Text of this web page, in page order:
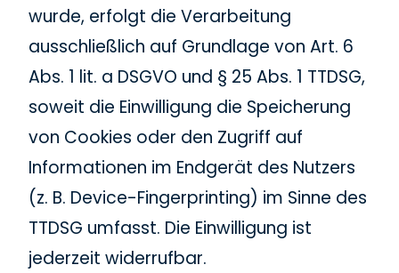
wurde, erfolgt die Verarbeitung
ausschließlich auf Grundlage von Art. 6
Abs. 1 lit. a DSGVO und § 25 Abs. 1 TTDSG,
soweit die Einwilligung die Speicherung
von Cookies oder den Zugriff auf
Informationen im Endgerät des Nutzers
(z. B. Device-Fingerprinting) im Sinne des
TTDSG umfasst. Die Einwilligung ist
jederzeit widerrufbar.